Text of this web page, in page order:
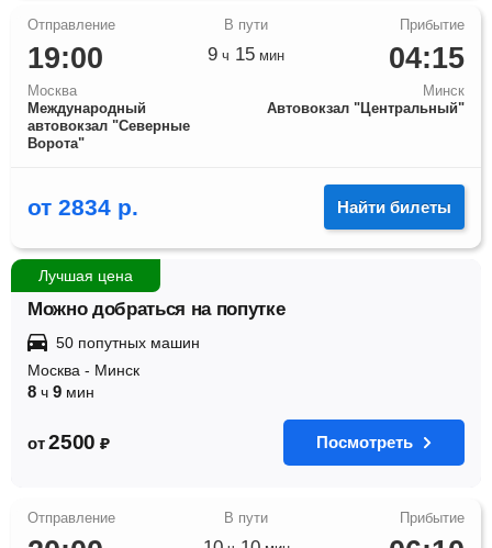
19:00
Москва
Международный
автовокзал "Северные
Ворота"
04:15
Минск
Автовокзал "Центральный"
9 ч 15 мин
от 2834 р. Найти билеты
Лучшая цена
Можно добраться на попутке
50 попутных машин
Москва - Минск
8 ч 9 мин
от 2500 ₽ Посмотреть